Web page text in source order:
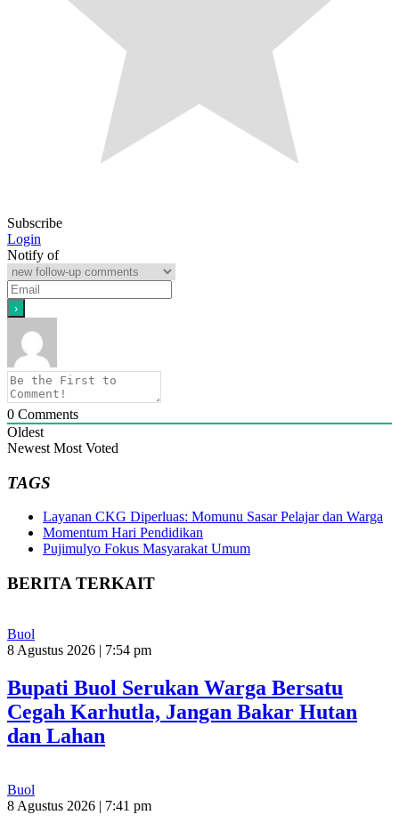
Subscribe
Login
Notify of
0 Comments
Oldest
Newest Most Voted
TAGS
Layanan CKG Diperluas: Momunu Sasar Pelajar dan Warga
Momentum Hari Pendidikan
Pujimulyo Fokus Masyarakat Umum
BERITA TERKAIT
Buol
8 Agustus 2026 | 7:54 pm
Bupati Buol Serukan Warga Bersatu
Cegah Karhutla, Jangan Bakar Hutan
dan Lahan
Buol
8 Agustus 2026 | 7:41 pm